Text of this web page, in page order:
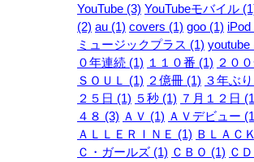
YouTube (3) YouTubeモバイル
(2) au (1) covers (1) goo (1) iPod
ミュージックプラス (1) youtube
０年連続 (1) １１０番 (1) ２０
ＳＯＵＬ (1) ２億冊 (1) ３年ぶ
２５日 (1) ５秒 (1) ７月１２日
４８ (3) ＡＶ (1) ＡＶデビュー
ＡＬＬＥＲＩＮＥ (1) ＢＬＡＣ
Ｃ・ガールズ (1) ＣＢＯ (1) Ｃ